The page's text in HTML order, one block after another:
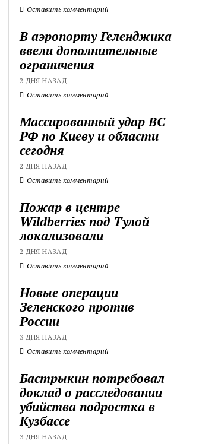
Оставить комментарий
В аэропорту Геленджика
ввели дополнительные
ограничения
2 ДНЯ НАЗАД
Оставить комментарий
Массированный удар ВС
РФ по Киеву и области
сегодня
2 ДНЯ НАЗАД
Оставить комментарий
Пожар в центре
Wildberries под Тулой
локализовали
2 ДНЯ НАЗАД
Оставить комментарий
Новые операции
Зеленского против
России
3 ДНЯ НАЗАД
Оставить комментарий
Бастрыкин потребовал
доклад о расследовании
убийства подростка в
Кузбассе
3 ДНЯ НАЗАД